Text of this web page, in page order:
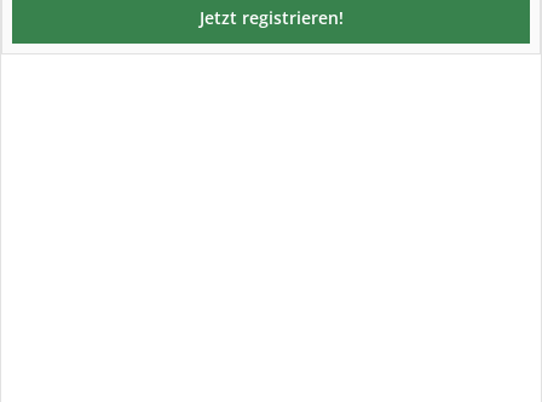
Jetzt registrieren!